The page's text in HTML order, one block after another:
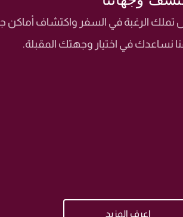
تملك الرغبة في السفر واكتشاف أماكن
نساعدك في اختيار وجهتك المقبلة.
اعرف المزيد